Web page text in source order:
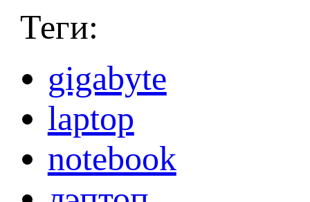
Теги:
gigabyte
laptop
notebook